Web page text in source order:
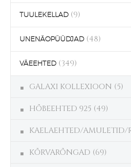
TUULEKELLAD (9)
UNENÄOPÜÜDJAD (48)
VÄEEHTED (349)
GALAXI KOLLEXIOON (5)
HÕBEEHTED 925 (49)
KAELAEHTED/AMULETID/
KÕRVARÕNGAD (69)